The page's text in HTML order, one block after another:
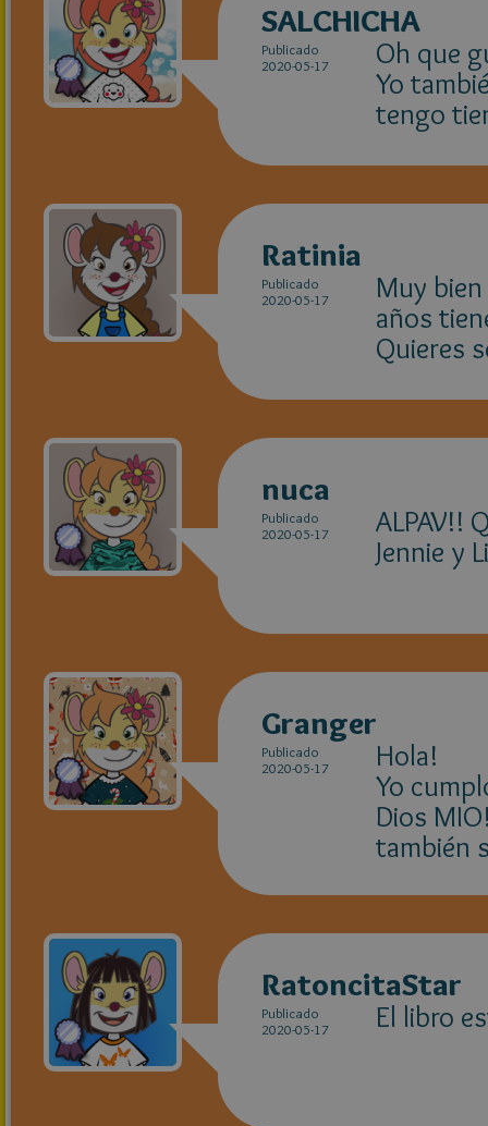
SALCHICHA
Publicado
2020-05-17
Oh que
Yo
tengo
Ratinia
Publicado
2020-05-17
Muy
años
Quieres
nuca
Publicado
2020-05-17
ALPAV!!
Jennie y
Granger
Publicado
2020-05-17
Hola!
Yo
Dios
también
RatoncitaStar
Publicado
2020-05-17
El libro